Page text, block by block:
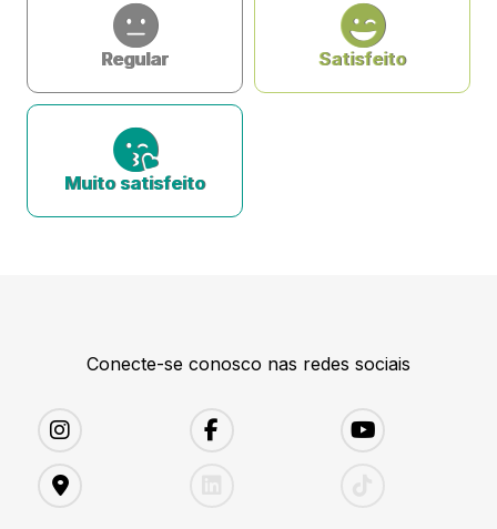
Regular Satisfeito
Muito satisfeito
Conecte-se conosco nas redes sociais